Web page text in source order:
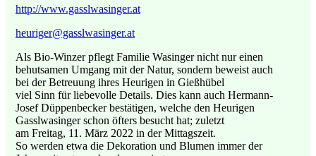
http://www.gasslwasinger.at
heuriger@gasslwasinger.at
Als Bio-Winzer pflegt Familie Wasinger nicht nur einen
behutsamen Umgang mit der Natur, sondern beweist auch
bei der Betreuung ihres Heurigen in Gießhübel
viel Sinn für liebevolle Details. Dies kann auch Hermann-
Josef Düppenbecker bestätigen, welche den Heurigen
Gasslwasinger schon öfters besucht hat; zuletzt
am Freitag, 11. März 2022 in der Mittagszeit.
So werden etwa die Dekoration und Blumen immer der